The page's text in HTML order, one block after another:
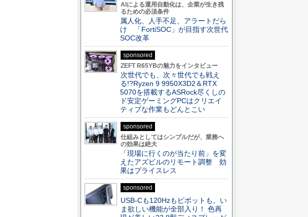
AIによる運用自動化は、企業が生き残
るための必須条件
属人化、人手不足、アラートだら
け 「FortiSOC」が目指す次世代
SOC改革
sponsored
ZEFT R65YBの魅力をインタビュー
次世代でも、次々世代でも戦え
る!?Ryzen 9 9950X3D2＆RTX
5070を搭載するASRock尽くしの
ド安定ゲーミングPCはクリエイ
ティブな作業もどんとこい
sponsored
仕組みとしてはシンプルだが、業務へ
の効果は絶大
「現場に行くのが当たり前」を変
えたアズビルのリモート調整 効
果はプライスレス
sponsored
USB-Cも120Hzもピボットも。い
ま欲しい機能が全部入り！ 色再